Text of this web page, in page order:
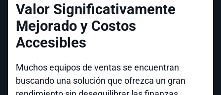
Valor Significativamente
Mejorado y Costos
Accesibles
Muchos equipos de ventas se encuentran
buscando una solución que ofrezca un gran